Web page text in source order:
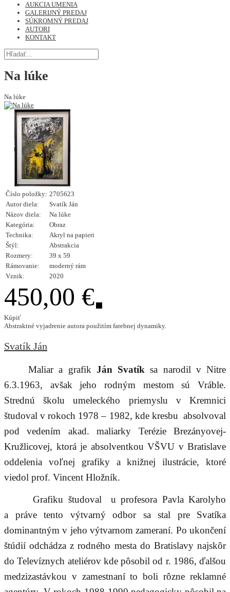
AUKCIA UMENIA
GALERIJNÝ PREDAJ
SÚKROMNÝ PREDAJ
AUTORI
KONTAKT
Na lúke
Na lúke
Číslo položky: 2705623
Autor diela:
Svatík Ján
Názov diela:
Na lúke
Kategória:
Obraz
Technika:
Akryl na papieri
Štýl:
Abstrakcia
Rozmery:
39 x 59
Rámovanie:
moderný rám
Vznik:
2020
450,00 €
Kúpiť
Abstraktné vyjadrenie autora použitím farebnej dynamiky.
Svatík Ján
Maliar a grafik Ján Svatík sa narodil v Nitre
6.3.1963, avšak jeho rodným mestom sú Vráble.
Strednú školu umeleckého priemyslu v Kremnici
študoval v rokoch 1978 – 1982, kde kresbu absolvoval
pod vedením akad. maliarky Terézie Brezányovej-
Kružlicovej, ktorá je absolventkou VŠVU v Bratislave
oddelenia voľnej grafiky a knižnej ilustrácie, ktoré
viedol prof. Vincent Hložník.
Grafiku študoval u profesora Pavla Karolyho
a práve tento výtvarný odbor sa stal pre Svatíka
dominantným v jeho výtvarnom zameraní. Po ukončení
štúdií odchádza z rodného mesta do Bratislavy najskôr
do Televíznych ateliérov kde pôsobil od r. 1986, ďalšou
medzizastávkou v zamestnaní to boli rôzne reklamné